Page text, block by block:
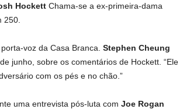
HockettChama-se a ex-primeira-dama
250.
voz da Casa Branca. Stephen Cheung
junho, sobre os comentários de Hockett. “Ele
com os pés e no chão.”
uma entrevista pós-luta com Joe Rogan